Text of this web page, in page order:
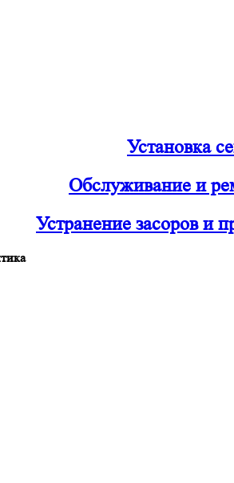
Установка
Обслуживание и
Устранение засоров и